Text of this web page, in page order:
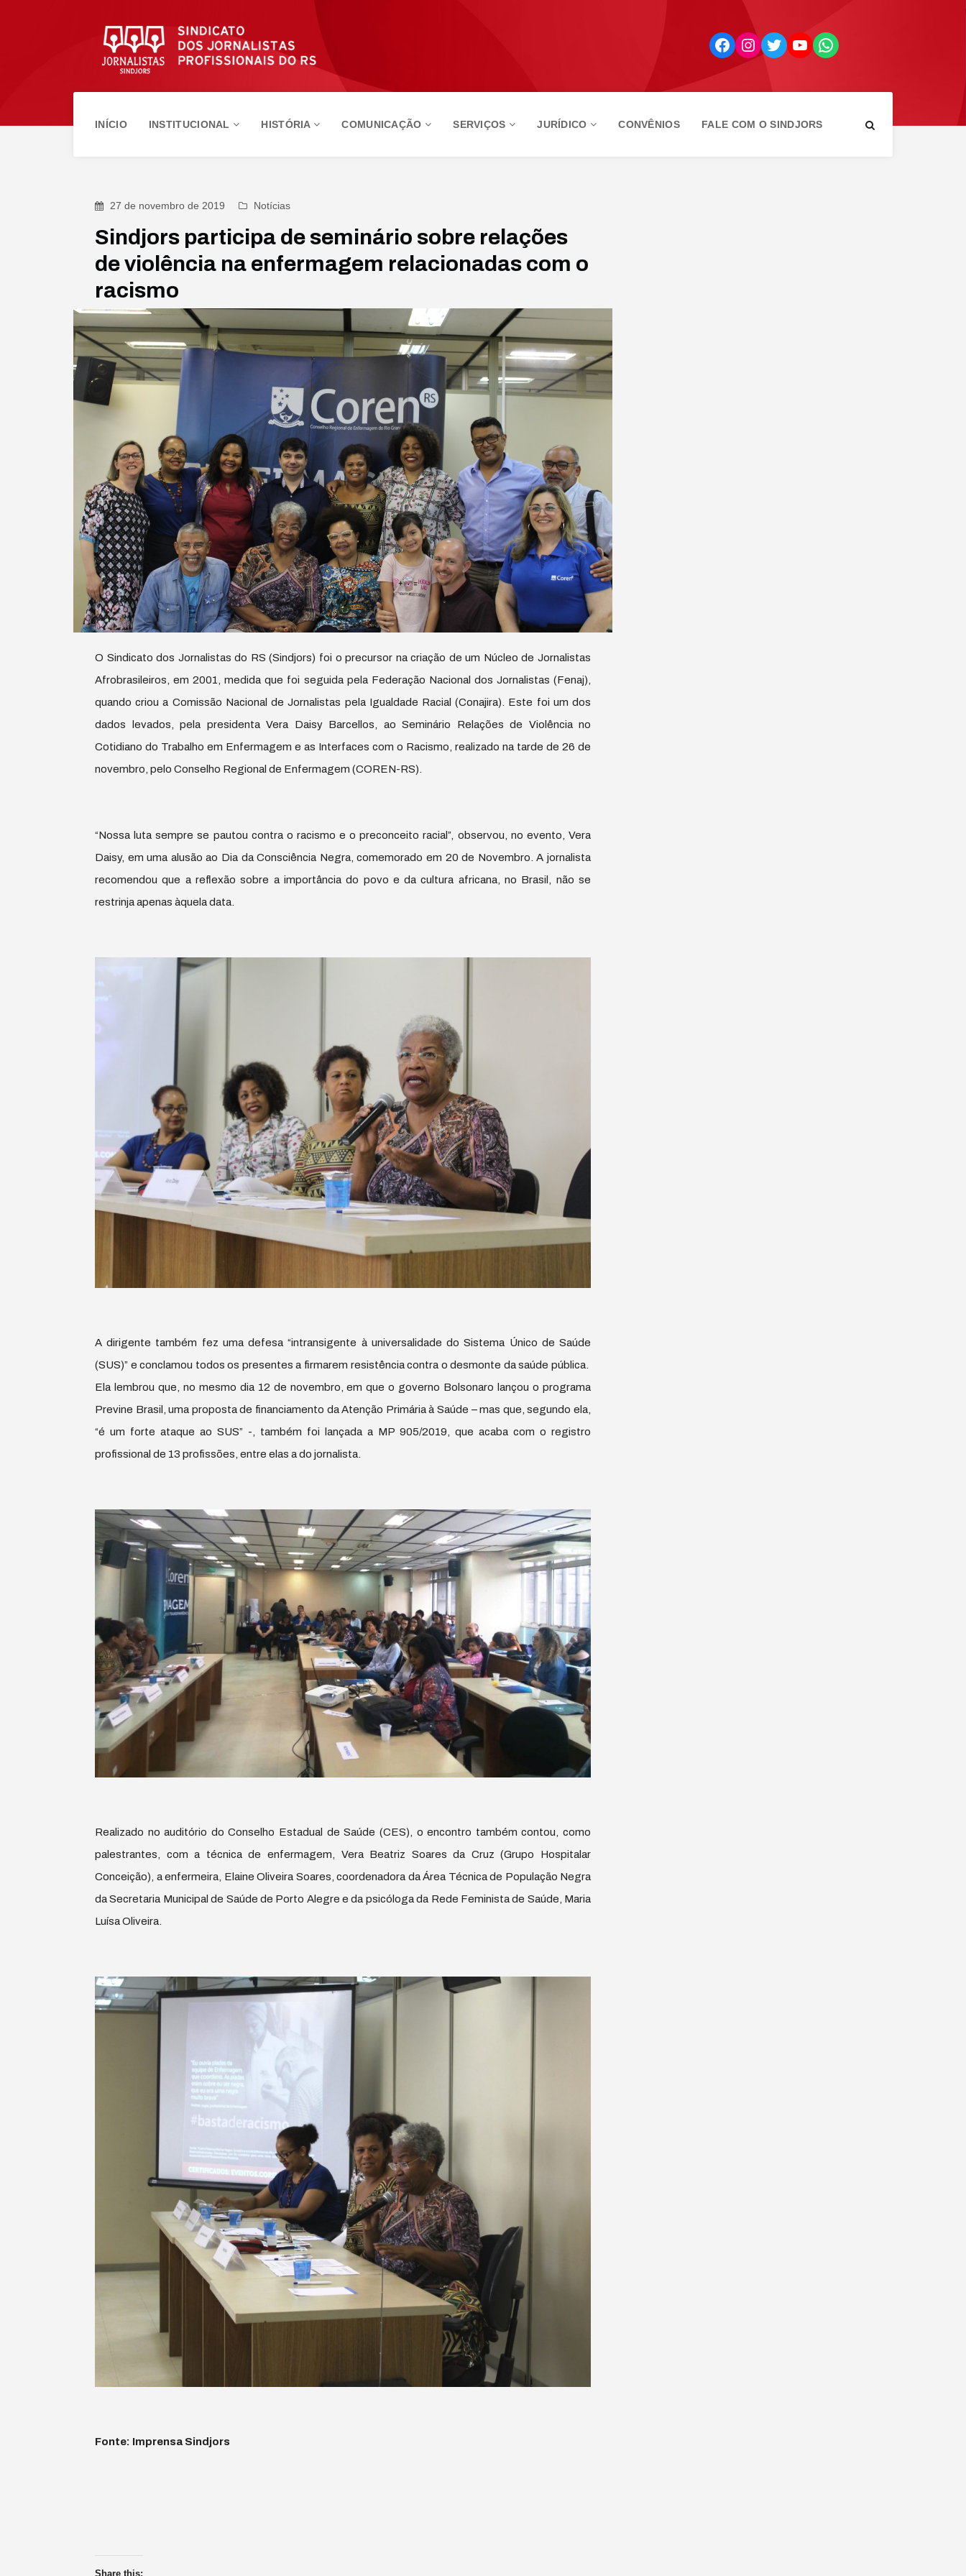
FacebookInstagram
TwitterYouTubeWhatsApp
INÍCIO INSTITUCIONAL HISTÓRIA COMUNICAÇÃO SERVIÇOS JURÍDICO CONVÊNIOS FALE COM O SINDJORS
27 de novembro de 2019 Notícias
Sindjors participa de seminário sobre relações
de violência na enfermagem relacionadas com o
racismo
O Sindicato dos Jornalistas do RS (Sindjors) foi o precursor na criação de um Núcleo de Jornalistas
Afrobrasileiros, em 2001, medida que foi seguida pela Federação Nacional dos Jornalistas (Fenaj),
quando criou a Comissão Nacional de Jornalistas pela Igualdade Racial (Conajira). Este foi um dos
dados levados, pela presidenta Vera Daisy Barcellos, ao Seminário Relações de Violência no
Cotidiano do Trabalho em Enfermagem e as Interfaces com o Racismo, realizado na tarde de 26 de
novembro, pelo Conselho Regional de Enfermagem (COREN-RS).
“Nossa luta sempre se pautou contra o racismo e o preconceito racial”, observou, no evento, Vera
Daisy, em uma alusão ao Dia da Consciência Negra, comemorado em 20 de Novembro. A jornalista
recomendou que a reflexão sobre a importância do povo e da cultura africana, no Brasil, não se
restrinja apenas àquela data.
A dirigente também fez uma defesa “intransigente à universalidade do Sistema Único de Saúde
(SUS)” e conclamou todos os presentes a firmarem resistência contra o desmonte da saúde pública.
Ela lembrou que, no mesmo dia 12 de novembro, em que o governo Bolsonaro lançou o programa
Previne Brasil, uma proposta de financiamento da Atenção Primária à Saúde – mas que, segundo ela,
“é um forte ataque ao SUS” -, também foi lançada a MP 905/2019, que acaba com o registro
profissional de 13 profissões, entre elas a do jornalista.
Realizado no auditório do Conselho Estadual de Saúde (CES), o encontro também contou, como
palestrantes, com a técnica de enfermagem, Vera Beatriz Soares da Cruz (Grupo Hospitalar
Conceição), a enfermeira, Elaine Oliveira Soares, coordenadora da Área Técnica de População Negra
da Secretaria Municipal de Saúde de Porto Alegre e da psicóloga da Rede Feminista de Saúde, Maria
Luísa Oliveira.
Fonte: Imprensa Sindjors
Share this: